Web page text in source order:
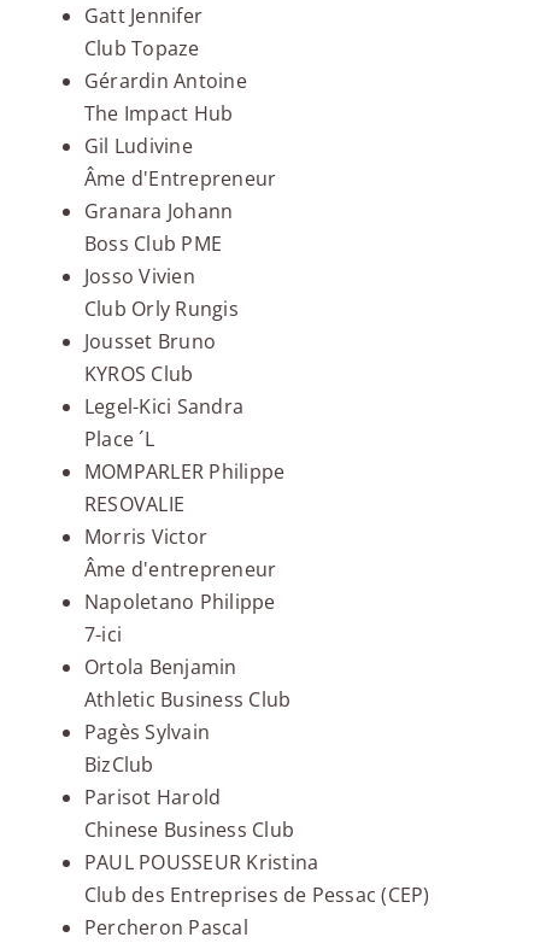
Gatt Jennifer
Club Topaze
Gérardin Antoine
The Impact Hub
Gil Ludivine
Âme d'Entrepreneur
Granara Johann
Boss Club PME
Josso Vivien
Club Orly Rungis
Jousset Bruno
KYROS Club
Legel-Kici Sandra
Place ´L
MOMPARLER Philippe
RESOVALIE
Morris Victor
Âme d'entrepreneur
Napoletano Philippe
7-ici
Ortola Benjamin
Athletic Business Club
Pagès Sylvain
BizClub
Parisot Harold
Chinese Business Club
PAUL POUSSEUR Kristina
Club des Entreprises de Pessac (CEP)
Percheron Pascal